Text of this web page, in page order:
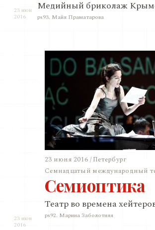
Медийный бриколаж
ps93. Майя Праматарова
23 июня 2016 / Петербург
Семнадцатый международный
Семиоптика
Театр во времена
ps92. Марина Заболотняя
23 июн
2016
23 июн
2016